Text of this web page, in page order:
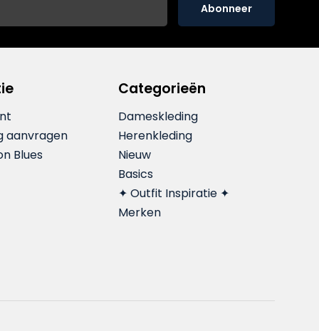
Abonneer
aanvragen
Blues
Categorieën
Dameskleding
Herenkleding
Nieuw
Basics
✦ Outfit Inspiratie ✦
Merken